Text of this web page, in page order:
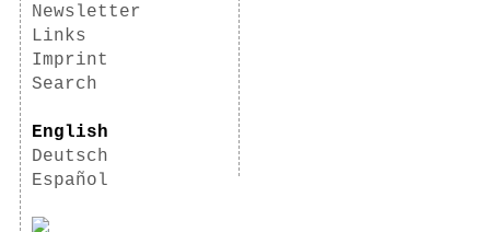
Newsletter
Links
Imprint
Search
English
Deutsch
Español